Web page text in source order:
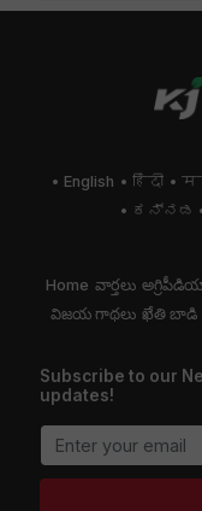
English हिंदी
ಕನ್ನಡ
Home వార్తలు
విజయ గాథలు ఖేతి బాడి
Subscribe to our
updates!